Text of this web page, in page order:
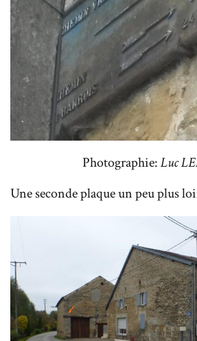
Photographie:Luc
Une seconde plaque un peu plus